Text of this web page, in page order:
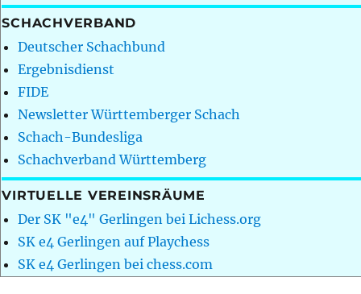
SCHACHVERBAND
Deutscher Schachbund
Ergebnisdienst
FIDE
Newsletter Württemberger Schach
Schach-Bundesliga
Schachverband Württemberg
VIRTUELLE VEREINSRÄUME
Der SK "e4" Gerlingen bei Lichess.org
SK e4 Gerlingen auf Playchess
SK e4 Gerlingen bei chess.com